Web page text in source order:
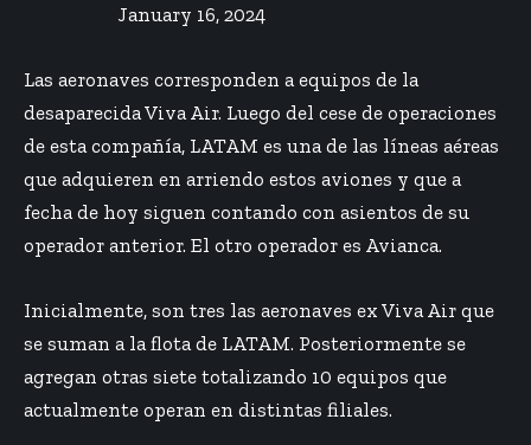
January 16, 2024
Las aeronaves corresponden a equipos de la
desaparecida Viva Air. Luego del cese de operaciones
de esta compañía, LATAM es una de las líneas aéreas
que adquieren en arriendo estos aviones y que a
fecha de hoy siguen contando con asientos de su
operador anterior. El otro operador es Avianca.
Inicialmente, son tres las aeronaves ex Viva Air que
se suman a la flota de LATAM. Posteriormente se
agregan otras siete totalizando 10 equipos que
actualmente operan en distintas filiales.